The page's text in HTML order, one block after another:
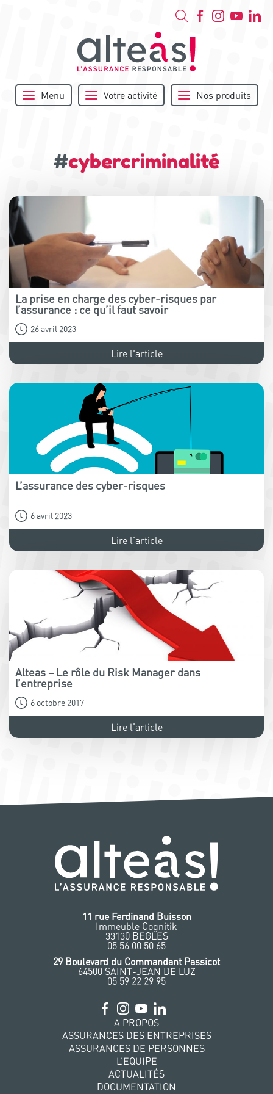
Menu Votre activité Nos produits
#cybercriminalité
La prise en charge des cyber-risques par
l’assurance : ce qu’il faut savoir
26 avril 2023
Lire l'article
L’assurance des cyber-risques
6 avril 2023
Lire l'article
Alteas – Le rôle du Risk Manager dans
l’entreprise
6 octobre 2017
Lire l'article
11 rue Ferdinand Buisson
Immeuble Cognitik
33130 BEGLES
‭05 56 00 50 65
‭29 Boulevard du Commandant Passicot
64500 SAINT-JEAN DE LUZ
05 59 22 29 95
A PROPOS
ASSURANCES DES ENTREPRISES
ASSURANCES DE PERSONNES
L’EQUIPE
ACTUALITÉS
DOCUMENTATION